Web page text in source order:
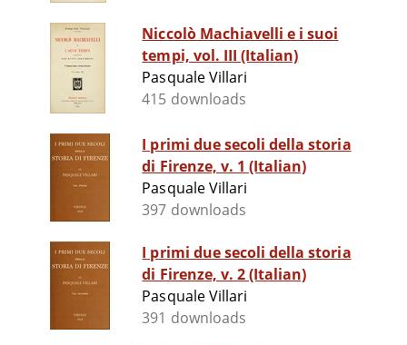
Niccolò Machiavelli e i suoi
tempi, vol. III (Italian)
Pasquale Villari
415 downloads
I primi due secoli della storia
di Firenze, v. 1 (Italian)
Pasquale Villari
397 downloads
I primi due secoli della storia
di Firenze, v. 2 (Italian)
Pasquale Villari
391 downloads